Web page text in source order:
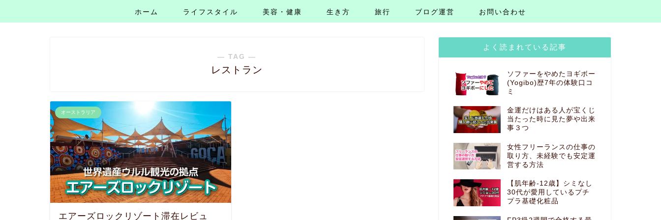
ホーム ライフスタイル 美容・健康 生き方 旅行 ブログ運営 お問い合わせ
― TAG ―
レストラン
オーストラリア
エアーズロックリゾート滞在レビュ
よく読まれている記事
ソファーをやめたヨギボー
(Yogibo)歴7年の体験口コ
ミ
金運だけはある人が宝くじ
当たった時に見た夢や出来
事３つ
女性フリーランスの仕事の
取り方、未経験でも安定運
営する方法
【肌年齢-12歳】シミなし
30代が愛用しているプチ
プラ基礎化粧品